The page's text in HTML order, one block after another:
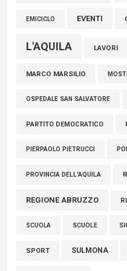
EMICICLO EVENTI
L'AQUILA LAVORI
MARCO MARSILIO
OSPEDALE SAN SALVATORE
PARTITO DEMOCRATICO
PIERPAOLO PIETRUCCI
PROVINCIA DELL'AQUILA
REGIONE ABRUZZO
SCUOLA SCUOLE
SPORT SULMONA